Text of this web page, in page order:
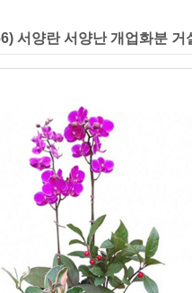
서양란 서양난 개업화분